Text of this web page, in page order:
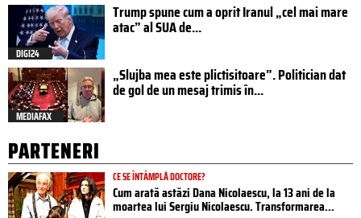
DIGI24
Trump spune cum a oprit Iranul „cel mai mare
atac” al SUA de...
MEDIAFAX
„Slujba mea este plictisitoare”. Politician dat
de gol de un mesaj trimis în...
PARTENERI
CE SE ÎNTÂMPLĂ DOCTORE?
Cum arată astăzi Dana Nicolaescu, la 13 ani de la
moartea lui Sergiu Nicolaescu. Transformarea...